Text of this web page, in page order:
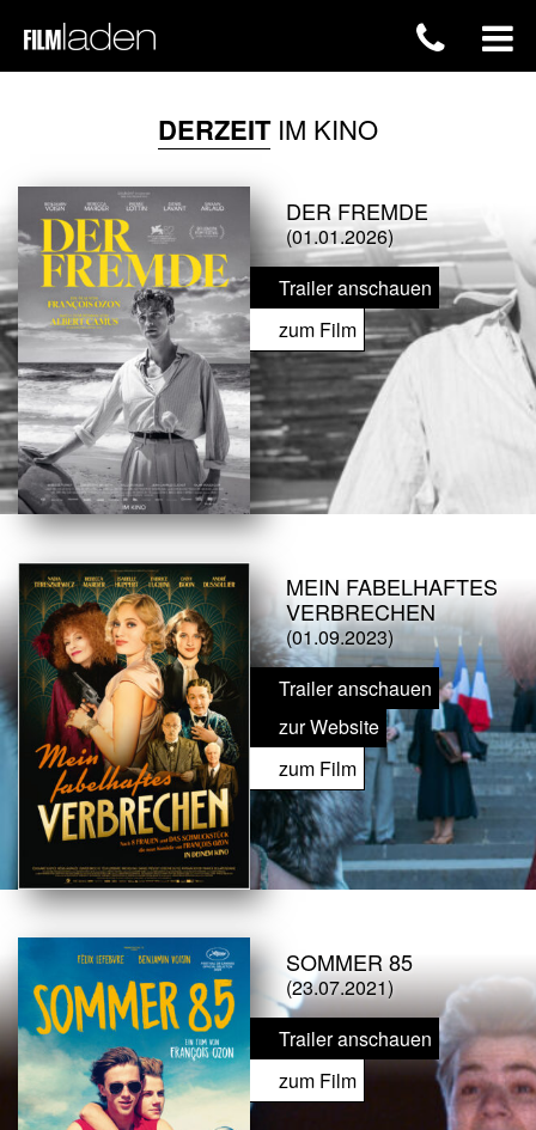
DERZEITIM KINO
DER FREMDE
(01.01.2026)
Trailer anschauen
zum Film
MEIN FABELHAFTES
VERBRECHEN
(01.09.2023)
Trailer anschauen
zur Website
zum Film
SOMMER 85
(23.07.2021)
Trailer anschauen
zum Film